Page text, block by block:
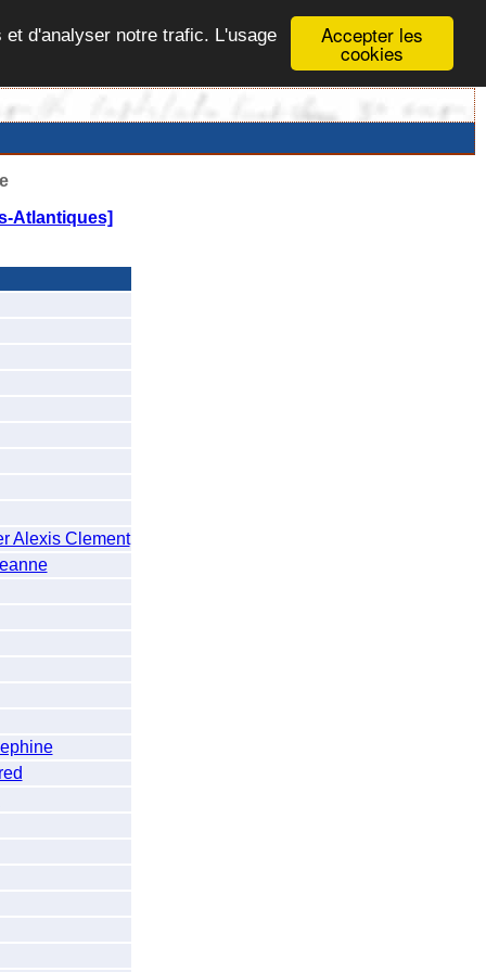
Accepter les
cookies
d'analyser notre trafic. L'usage
Atlantiques]
Alexis Clement